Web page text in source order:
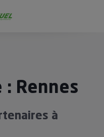
FlexFuel
: Rennes
à